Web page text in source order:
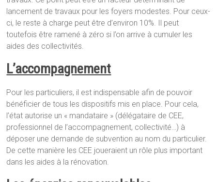
lancement de travaux pour les foyers modestes. Pour ceux-
ci, le reste à charge peut être d’environ 10%. Il peut
toutefois être ramené à zéro si l’on arrive à cumuler les
aides des collectivités.
L’accompagnement
Pour les particuliers, il est indispensable afin de pouvoir
bénéficier de tous les dispositifs mis en place. Pour cela,
l’état autorise un « mandataire » (délégataire de CEE,
professionnel de l’accompagnement, collectivité…) à
déposer une demande de subvention au nom du particulier.
De cette manière les CEE joueraient un rôle plus important
dans les aides à la rénovation.